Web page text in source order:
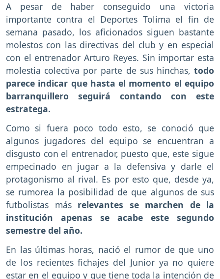
A pesar de haber conseguido una victoria
importante contra el Deportes Tolima el fin de
semana pasado, los aficionados siguen bastante
molestos con las directivas del club y en especial
con el entrenador Arturo Reyes. Sin importar esta
molestia colectiva por parte de sus hinchas, todo
parece indicar que hasta el momento el equipo
barranquillero seguirá contando con este
estratega.
Como si fuera poco todo esto, se conoció que
algunos jugadores del equipo se encuentran a
disgusto con el entrenador, puesto que, este sigue
empecinado en jugar a la defensiva y darle el
protagonismo al rival. Es por esto que, desde ya,
se rumorea la posibilidad de que algunos de sus
futbolistas más relevantes se marchen de la
institución apenas se acabe este segundo
semestre del año.
En las últimas horas, nació el rumor de que uno
de los recientes fichajes del Junior ya no quiere
estar en el equipo y que tiene toda la intención de